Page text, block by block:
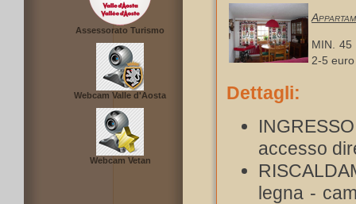
Assessorato Turismo
Webcam Valle d'Aosta
Webcam Vetan
MIN. 45
2-5
Dettagli:
accesso
legna -